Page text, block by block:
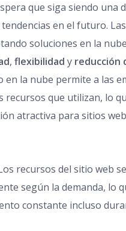
que siga siendo una
en el futuro.
soluciones en la
, flexibilidad y reducción
en la nube permite a las
recursos que utilizan, lo
atractiva para sitios
recursos del sitio web
según la demanda, lo
constante incluso